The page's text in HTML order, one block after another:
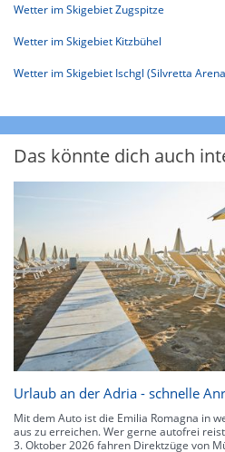
Wetter im Skigebiet Zugspitze
Wetter im Skigebiet Kitzbühel
Wetter im Skigebiet Ischgl (Silvretta
Das könnte dich auch
Urlaub an der Adria - schnelle
Mit dem Auto ist die Emilia Romagna in
aus zu erreichen. Wer gerne autofrei
3. Oktober 2026 fahren Direktzüge von